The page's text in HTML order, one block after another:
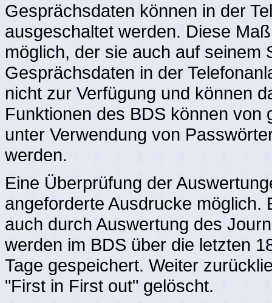
Gesprächsdaten können in der
ausgeschaltet werden. Diese
möglich, der sie auch auf seinem
Gesprächsdaten in der
nicht zur Verfügung und können
Funktionen des BDS können von
unter Verwendung von
werden.
Eine Überprüfung der
angeforderte Ausdrucke
auch durch Auswertung des
werden im BDS über die letzten
Tage gespeichert. Weiter
"First in First out" gelöscht.